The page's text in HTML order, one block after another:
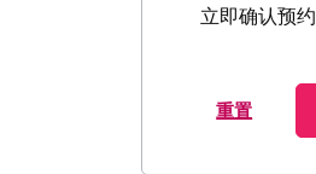
立即确认预约
重置